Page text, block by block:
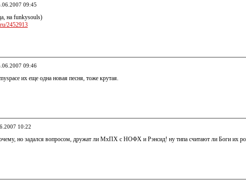
09:45
на funkysouls)
2452913
09:46
их еще одна новая песня, тоже крутая.
10:22
но задался вопросом, дружат ли МхПХ с НОФХ и Рэнсид! ну типа считают ли Боги их